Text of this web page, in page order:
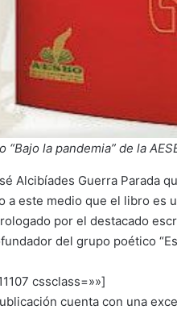
“Bajo la pandemia” de la
Alcibíades Guerra Parada
a este medio que el libro es
por el destacado
del grupo poético
cssclass=»»]
cuenta con una